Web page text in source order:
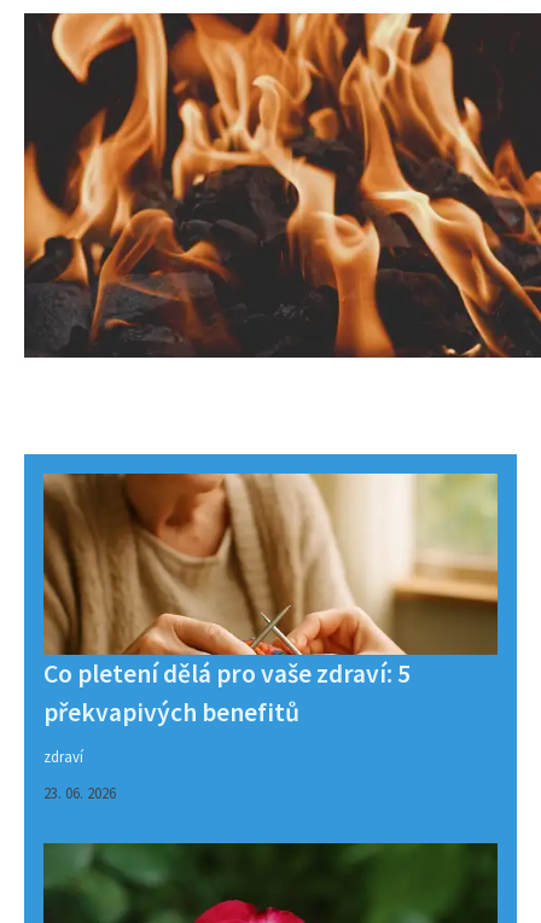
Co pletení dělá pro vaše zdraví: 5
překvapivých benefitů
zdraví
23. 06. 2026